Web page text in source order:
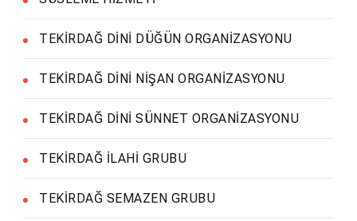
TEKİRDAĞ DİNİ DÜĞÜN ORGANİZASYONU
TEKİRDAĞ DİNİ NİŞAN ORGANİZASYONU
TEKİRDAĞ DİNİ SÜNNET ORGANİZASYONU
TEKİRDAĞ İLAHİ GRUBU
TEKİRDAĞ SEMAZEN GRUBU